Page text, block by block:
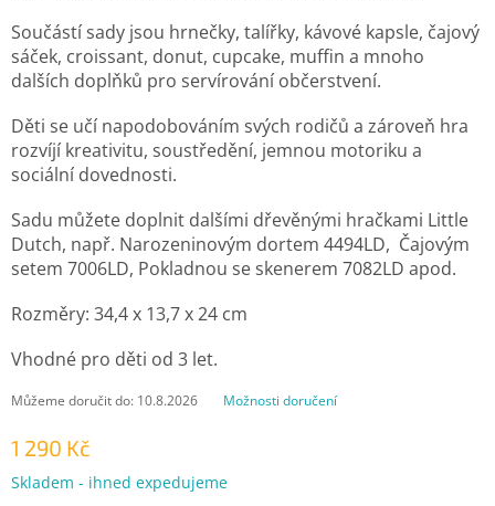
1 290 Kč
Měrná
Skladem - ihned expedujeme
Můžeme doručit do: 10.8.2026 Možnosti doručení
Součástí sady jsou hrnečky, talířky, kávové kapsle, čajový
sáček, croissant, donut, cupcake, muffin a mnoho
dalších doplňků pro servírování občerstvení.
Děti se učí napodobováním svých rodičů a zároveň hra
rozvíjí kreativitu, soustředění, jemnou motoriku a
sociální dovednosti.
Sadu můžete doplnit dalšími dřevěnými hračkami Little
Dutch, např. Narozeninovým dortem 4494LD, Čajovým
setem 7006LD, Pokladnou se skenerem 7082LD apod.
Rozměry: 34,4 x 13,7 x 24 cm
Vhodné pro děti od 3 let.